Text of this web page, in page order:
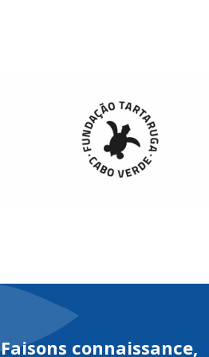
Faisons connaissance,